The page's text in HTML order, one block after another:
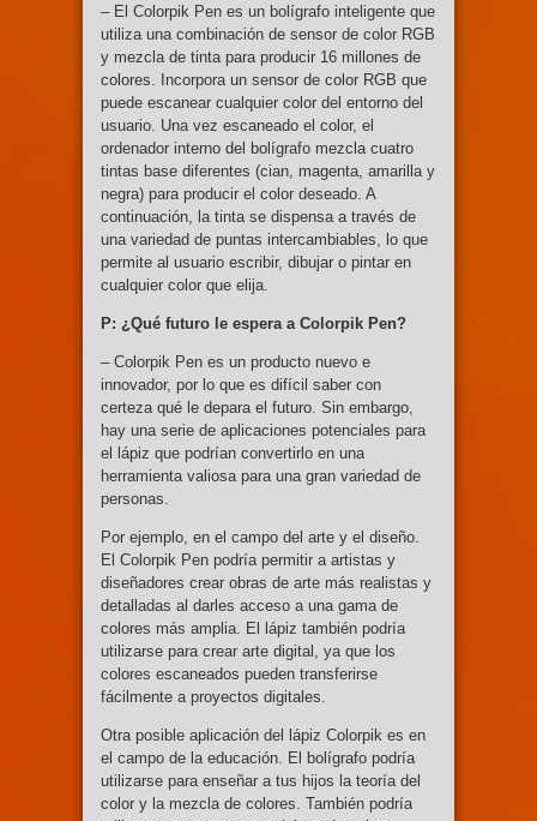
– El Colorpik Pen es un bolígrafo inteligente que
utiliza una combinación de sensor de color RGB
y mezcla de tinta para producir 16 millones de
colores. Incorpora un sensor de color RGB que
puede escanear cualquier color del entorno del
usuario. Una vez escaneado el color, el
ordenador interno del bolígrafo mezcla cuatro
tintas base diferentes (cian, magenta, amarilla y
negra) para producir el color deseado. A
continuación, la tinta se dispensa a través de
una variedad de puntas intercambiables, lo que
permite al usuario escribir, dibujar o pintar en
cualquier color que elija.
P: ¿Qué futuro le espera a Colorpik Pen?
– Colorpik Pen es un producto nuevo e
innovador, por lo que es difícil saber con
certeza qué le depara el futuro. Sin embargo,
hay una serie de aplicaciones potenciales para
el lápiz que podrían convertirlo en una
herramienta valiosa para una gran variedad de
personas.
Por ejemplo, en el campo del arte y el diseño.
El Colorpik Pen podría permitir a artistas y
diseñadores crear obras de arte más realistas y
detalladas al darles acceso a una gama de
colores más amplia. El lápiz también podría
utilizarse para crear arte digital, ya que los
colores escaneados pueden transferirse
fácilmente a proyectos digitales.
Otra posible aplicación del lápiz Colorpik es en
el campo de la educación. El bolígrafo podría
utilizarse para enseñar a tus hijos la teoría del
color y la mezcla de colores. También podría